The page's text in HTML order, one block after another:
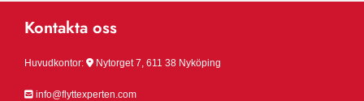
Kontakta oss
Huvudkontor:  Nytorget 7, 611 38 Nyköping
 info@flyttexperten.com